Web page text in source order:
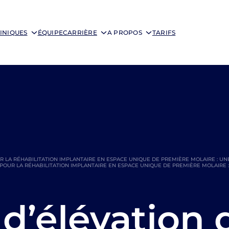
ÉQUIPECARRIÈRE A PROPOS TARIFS
LA RÉHABILITATION IMPLANTAIRE EN ESPACE UNIQUE DE PREMIÈRE MOLAIRE :
LA RÉHABILITATION IMPLANTAIRE EN ESPACE UNIQUE DE PREMIÈRE MOLAIRE